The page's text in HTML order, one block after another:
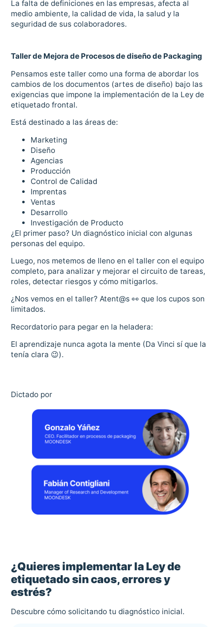
La falta de definiciones en las empresas, afecta al
medio ambiente, la calidad de vida, la salud y la
seguridad de sus colaboradores.
Taller de Mejora de Procesos de diseño de Packaging
Pensamos este taller como una forma de abordar los
cambios de los documentos (artes de diseño) bajo las
exigencias que impone la implementación de la Ley de
etiquetado frontal.
Está destinado a las áreas de:
Marketing
Diseño
Agencias
Producción
Control de Calidad
Imprentas
Ventas
Desarrollo
Investigación de Producto
¿El primer paso? Un diagnóstico inicial con algunas
personas del equipo.
Luego, nos metemos de lleno en el taller con el equipo
completo, para analizar y mejorar el circuito de tareas,
roles, detectar riesgos y cómo mitigarlos.
¿Nos vemos en el taller? Atent@s 👀 que los cupos son
limitados.
Recordatorio para pegar en la heladera:
El aprendizaje nunca agota la mente (Da Vinci sí que la
tenía clara 😉).
Dictado por
¿Quieres implementar la Ley de
etiquetado sin caos, errores y
estrés?
Descubre cómo solicitando tu diagnóstico inicial.